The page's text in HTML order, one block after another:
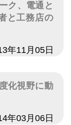
ク、電通と
と工務店の
年11月05日
化視野に動
年03月06日